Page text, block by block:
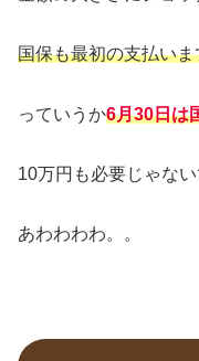
国保も最初の支払い
っていうか6月30日は
10万円も必要じゃな
あわわわわ。。